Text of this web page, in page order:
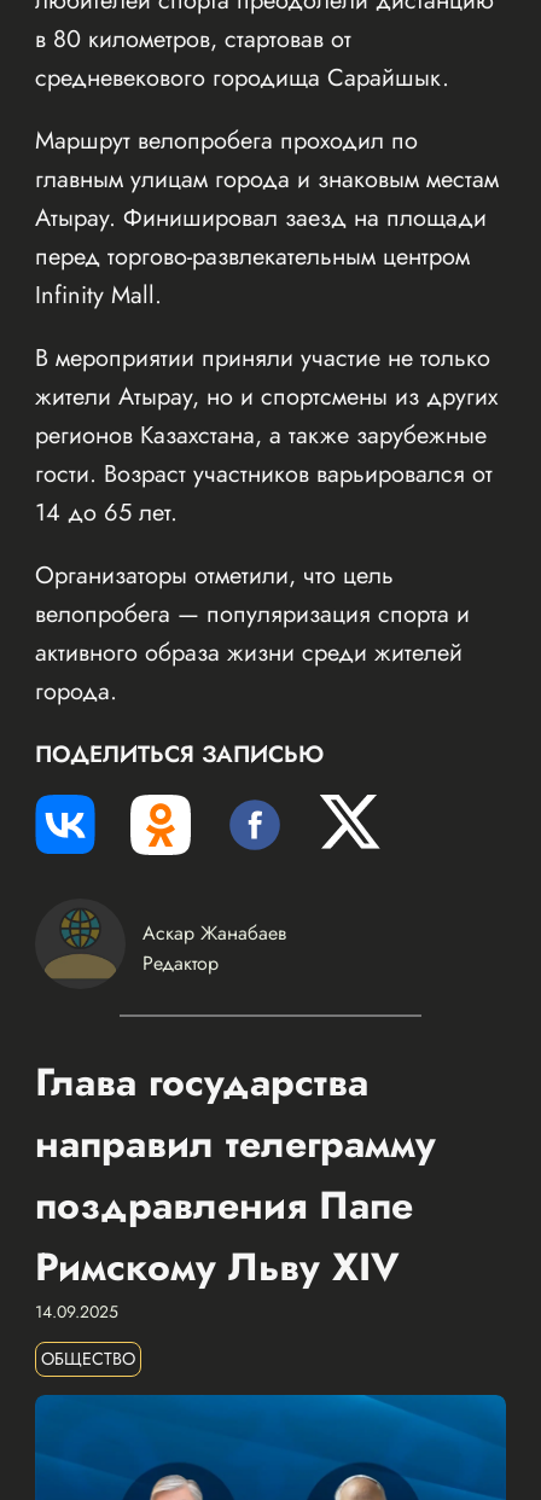
в 80 километров, стартовав от
средневекового городища Сарайшык.
Маршрут велопробега проходил по
главным улицам города и знаковым местам
Атырау. Финишировал заезд на площади
перед торгово-развлекательным центром
Infinity Mall.
В мероприятии приняли участие не только
жители Атырау, но и спортсмены из других
регионов Казахстана, а также зарубежные
гости. Возраст участников варьировался от
14 до 65 лет.
Организаторы отметили, что цель
велопробега — популяризация спорта и
активного образа жизни среди жителей
города.
ПОДЕЛИТЬСЯ ЗАПИСЬЮ
Аскар Жанабаев
Редактор
Глава государства
направил телеграмму
поздравления Папе
Римскому Льву XIV
14.09.2025
ОБЩЕСТВО